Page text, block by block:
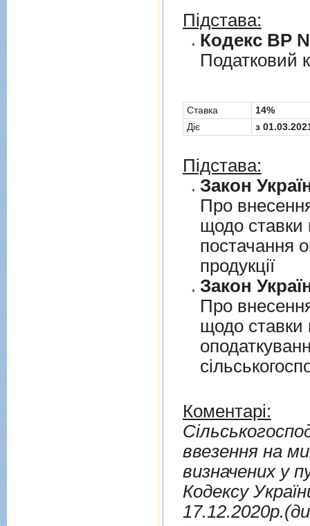
Підстава:
Кодекс ВР №
Податковий
Cтавка
14%
Діє
з
Підстава:
Закон
Про
щодо ставки
постачання
продукцiї
Закон
Про
щодо ставки
Коментарі:
ввезення на
визначених у
Кодексу